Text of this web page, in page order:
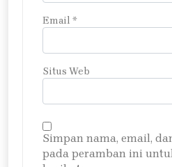
Email *
Situs Web
Simpan nama, email,
pada peramban ini